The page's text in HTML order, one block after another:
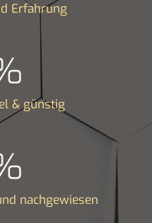
Erfahrung
& günstig
nachgewiesen